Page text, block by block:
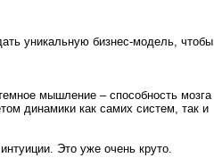
уникальную бизнес-модель, чтобы
мышление – способность мозга
динамики как самих систем, так и
Это уже очень круто.